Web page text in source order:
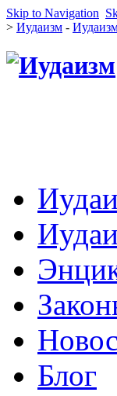
Skip to Navigation
> Иудаизм -
Блог